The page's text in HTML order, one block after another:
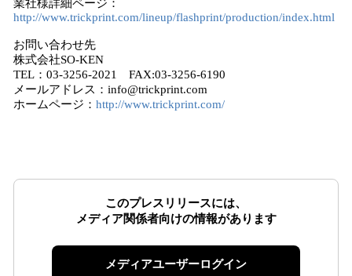
業社様詳細ページ：
http://www.trickprint.com/lineup/flashprint/production/index.html
お問い合わせ先
株式会社SO-KEN
TEL：03-3256-2021 FAX:03-3256-6190
メールアドレス：info@trickprint.com
ホームページ： http://www.trickprint.com/
このプレスリリースには、
メディア関係者向けの情報があります
メディアユーザーログイン